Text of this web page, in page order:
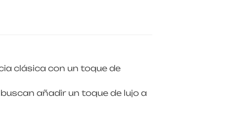
clásica con un toque de
añadir un toque de lujo a